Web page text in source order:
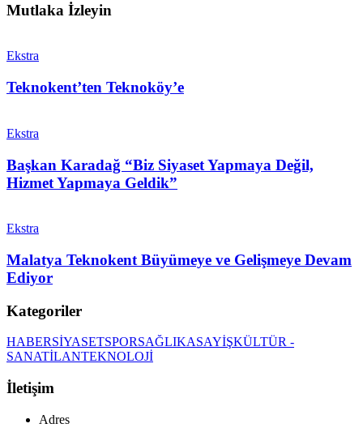
Mutlaka İzleyin
Ekstra
Teknokent’ten Teknoköy’e
Ekstra
Başkan Karadağ “Biz Siyaset Yapmaya Değil,
Hizmet Yapmaya Geldik”
Ekstra
Malatya Teknokent Büyümeye ve Gelişmeye Devam
Ediyor
Kategoriler
HABERSİYASETSPORSAĞLIKASAYİŞKÜLTÜR -
SANATİLANTEKNOLOJİ
İletişim
Adres